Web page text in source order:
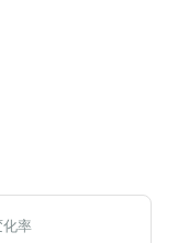
化率